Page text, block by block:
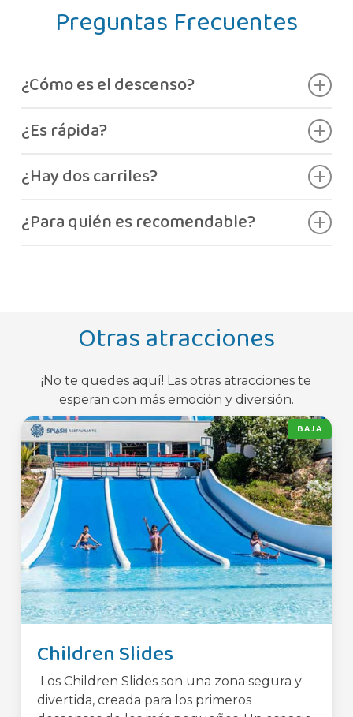
Preguntas Frecuentes
¿Cómo es el descenso?
¿Es rápida?
¿Hay dos carriles?
¿Para quién es recomendable?
Otras atracciones
¡No te quedes aquí! Las otras atracciones te
esperan con más emoción y diversión.
BAJA
Children Slides
Los Children Slides son una zona segura y
divertida, creada para los primeros